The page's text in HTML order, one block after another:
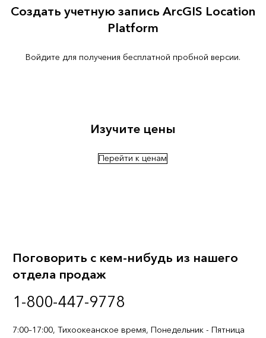
Создать учетную запись ArcGIS Location
Platform
Войдите для получения бесплатной пробной версии.
Изучите цены
Перейти к ценам
Поговорить с кем-нибудь из нашего
отдела продаж
1-800-447-9778
7:00–17:00, Тихоокеанское время, Понедельник - Пятница